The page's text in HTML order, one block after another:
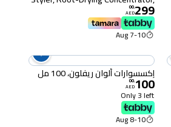
360° Vented Airflow Curler,
Unique Oval Shape Brush, One-
Step Technology, Variety of Hair
Styles - RVDR 5333
299
.
00
AED
7-10 Aug
إكسسوارات ألوان ريفلون، 100 مل
100
.
00
AED
Only 3 left
8-10 Aug